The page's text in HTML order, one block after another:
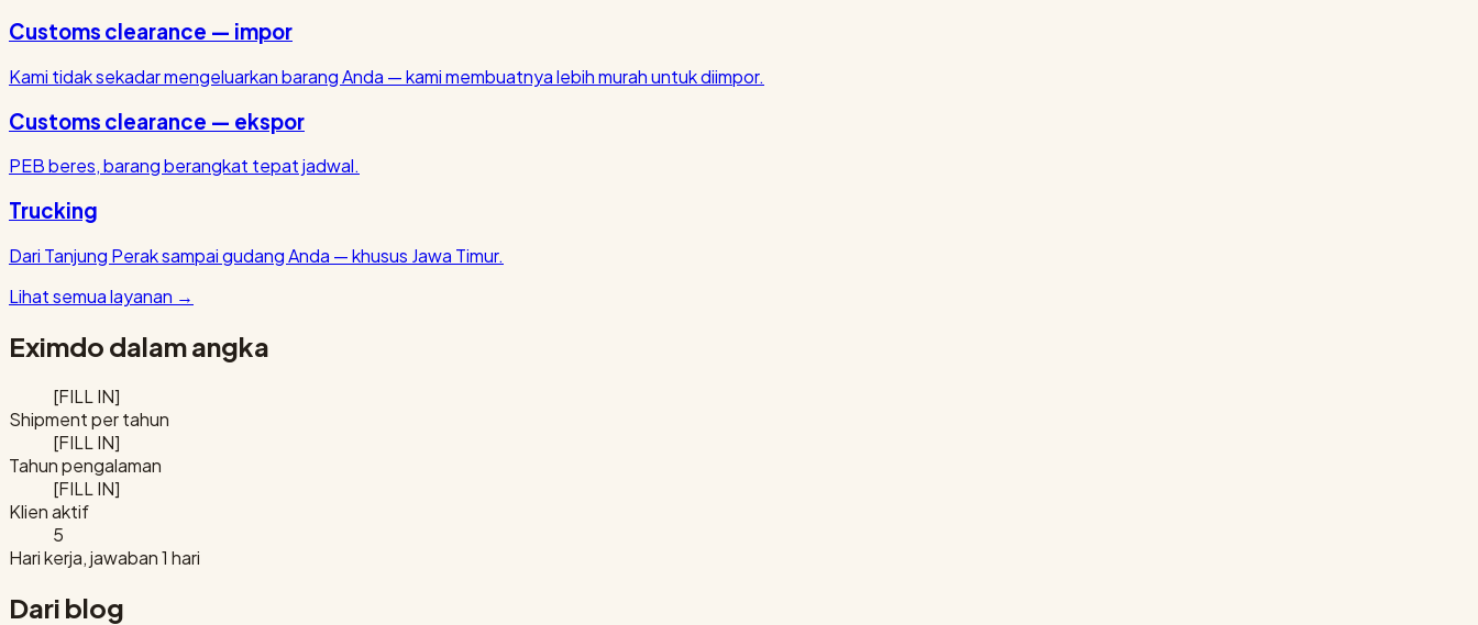
Customs clearance — impor
Kami tidak sekadar mengeluarkan barang Anda — kami membuatnya lebih murah untuk diimpor.
Customs clearance — ekspor
PEB beres, barang berangkat tepat jadwal.
Trucking
Dari Tanjung Perak sampai gudang Anda — khusus Jawa Timur.
Lihat semua layanan →
Eximdo dalam angka
[FILL IN]
Shipment per tahun
[FILL IN]
Tahun pengalaman
[FILL IN]
Klien aktif
5
Hari kerja, jawaban 1 hari
Dari blog